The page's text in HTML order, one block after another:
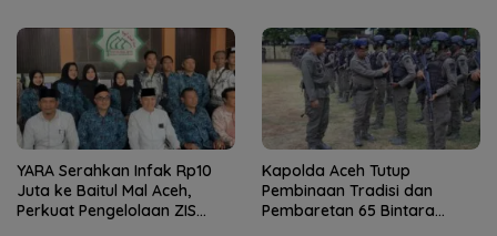
YARA Serahkan Infak Rp10
Juta ke Baitul Mal Aceh,
Perkuat Pengelolaan ZIS
Kapolda Aceh Tutup
Pembinaan Tradisi dan
Pembaretan 65 Bintara